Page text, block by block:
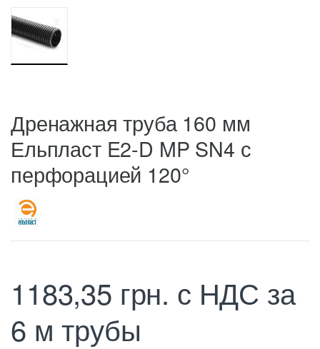
Дренажная труба 160 мм
Ельпласт E2-D MP SN4 с
перфорацией 120°
1183,35 грн. с НДС за
6 м трубы